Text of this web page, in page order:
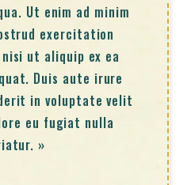
Ut enim ad minim
exercitation
ut aliquip ex ea
Duis aute irure
in voluptate velit
eu fugiat nulla
»